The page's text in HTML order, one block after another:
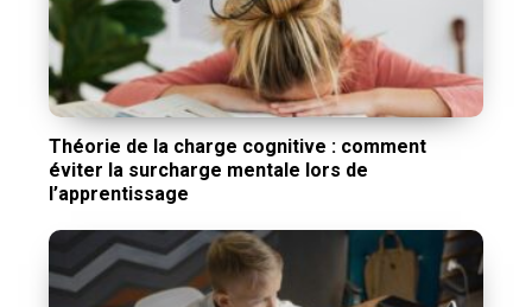
Théorie de la charge cognitive : comment
éviter la surcharge mentale lors de
l’apprentissage